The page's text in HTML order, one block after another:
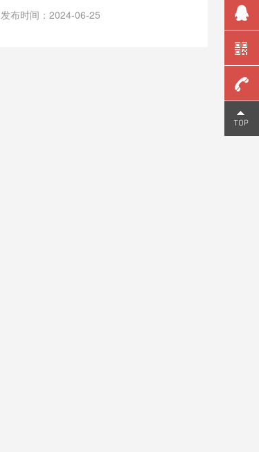
发布时间：2024-06-25
159